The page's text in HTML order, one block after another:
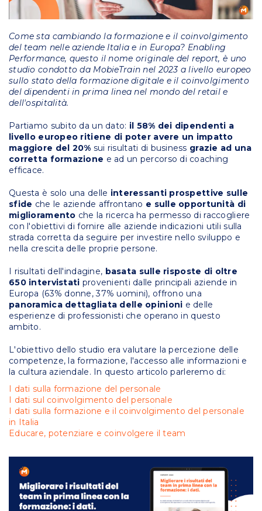
Come sta cambiando la formazione e il coinvolgimento
del team nelle aziende Italia e in Europa? Enabling
Performance, questo il nome originale del report, è uno
studio condotto da MobieTrain nel 2023 a livello europeo
sullo stato della formazione digitale e il coinvolgimento
del dipendenti in prima linea nel mondo del retail e
dell'ospitalità.
Partiamo subito da un dato: il 58% dei dipendenti a
livello europeo ritiene di poter avere un impatto
maggiore del 20% sui risultati di business grazie ad una
corretta formazione e ad un percorso di coaching
efficace.
Questa è solo una delle interessanti prospettive sulle
sfide che le aziende affrontano e sulle opportunità di
miglioramento che la ricerca ha permesso di raccogliere
con l'obiettivi di fornire alle aziende indicazioni utili sulla
strada corretta da seguire per investire nello sviluppo e
nella crescita delle proprie persone.
I risultati dell'indagine, basata sulle risposte di oltre
650 intervistati provenienti dalle principali aziende in
Europa (63% donne, 37% uomini), offrono una
panoramica dettagliata delle opinioni e delle
esperienze di professionisti che operano in questo
ambito.
L'obiettivo dello studio era valutare la percezione delle
competenze, la formazione, l'accesso alle informazioni e
la cultura aziendale. In questo articolo parleremo di:
I dati sulla formazione del personale
I dati sul coinvolgimento del personale
I dati sulla formazione e il coinvolgimento del personale
in Italia
Educare, potenziare e coinvolgere il team